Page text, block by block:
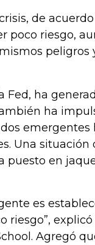
de
poco riesgo,
peligros
Fed, ha
ha
emergentes
Una situación
puesto en
es
riesgo”, explicó
Agregó